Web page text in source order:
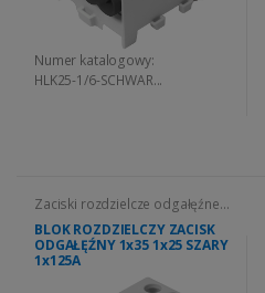
Numer katalogowy:
HLK25-1/6-SCHWAR...
Zaciski rozdzielcze odgałęźne
HLK
BLOK ROZDZIELCZY ZACISK
ODGAŁĘŹNY 1x35 1x25 SZARY
1x125A